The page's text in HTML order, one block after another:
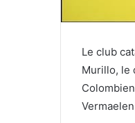
Le club
Murillo, le